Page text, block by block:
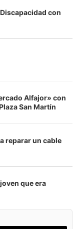
con
Alfajor» con
San Martín
reparar un cable
que era